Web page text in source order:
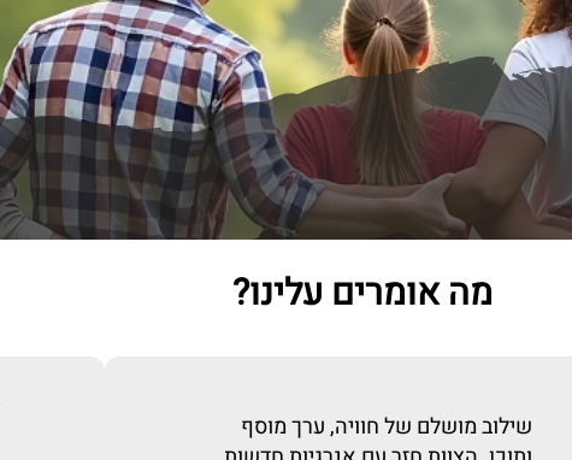
מה אומרים עלינו?
שילוב מושלם של חוויה, ערך מוסף